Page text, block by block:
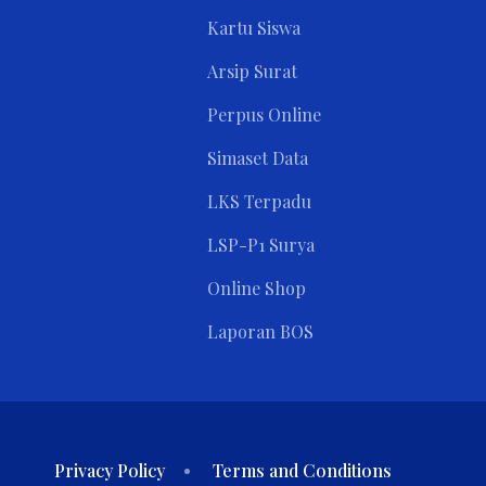
Kartu Siswa
Arsip Surat
Perpus Online
Simaset Data
LKS Terpadu
LSP-P1 Surya
Online Shop
Laporan BOS
Privacy Policy Terms and Conditions